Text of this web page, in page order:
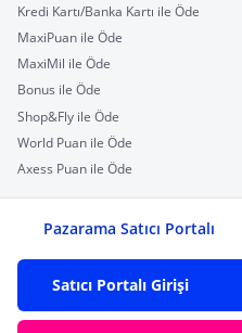
Kredi Kartı/Banka Kartı ile Öde
MaxiPuan ile Öde
MaxiMil ile Öde
Bonus ile Öde
Shop&Fly ile Öde
World Puan ile Öde
Axess Puan ile Öde
Pazarama Satıcı Portalı
Satıcı Portalı Girişi